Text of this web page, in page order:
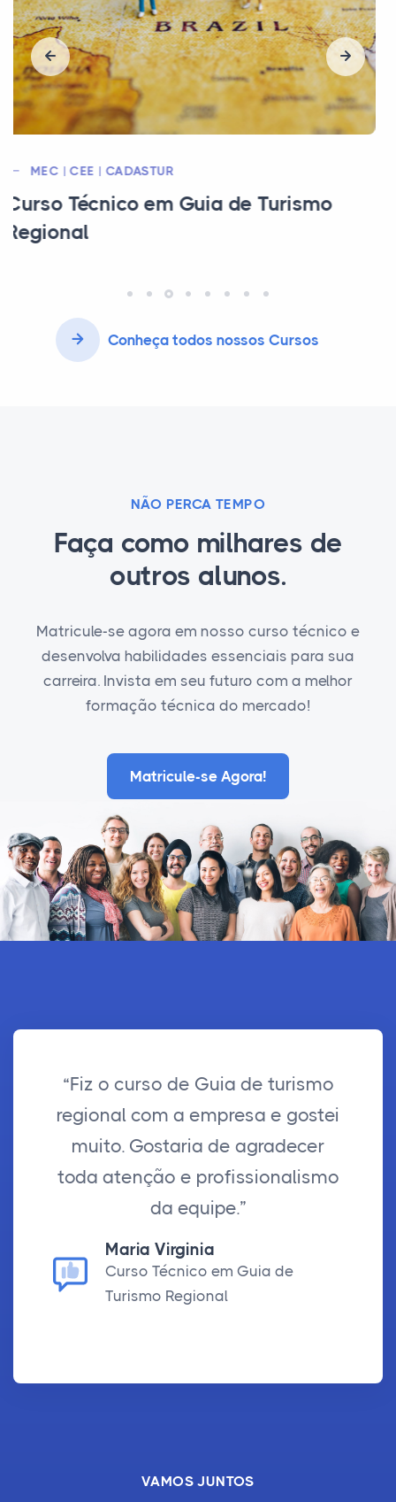
MEC | CEE | MTE
Curso Técnico em Contabilidade
Conheça todos nossos Cursos
NÃO PERCA TEMPO
Faça como milhares de
outros alunos.
Matricule-se agora em nosso curso técnico e
desenvolva habilidades essenciais para sua
carreira. Invista em seu futuro com a melhor
formação técnica do mercado!
Matricule-se Agora!
“Fiz o curso de Guia de turismo
regional com a empresa e gostei
muito. Gostaria de agradecer
toda atenção e profissionalismo
da equipe.”
Maria Virginia
Curso Técnico em Guia de
Turismo Regional
VAMOS JUNTOS